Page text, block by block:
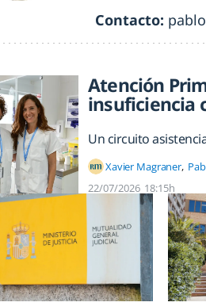
Contacto:
Atención
insuficiencia
Un circuito
Xavier Magraner
22/07/2026 18:15h